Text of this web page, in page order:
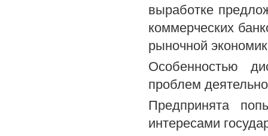
выработке
коммерческих
рыночной
Особенностью
проблем
Предпринята
интересами